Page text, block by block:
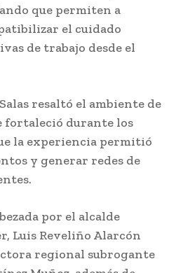
que permiten a
el cuidado
de trabajo desde el
resaltó el ambiente de
fortaleció durante los
la experiencia permitió
y generar redes de
por el alcalde
Luis Reveliño Alarcón
regional subrogante